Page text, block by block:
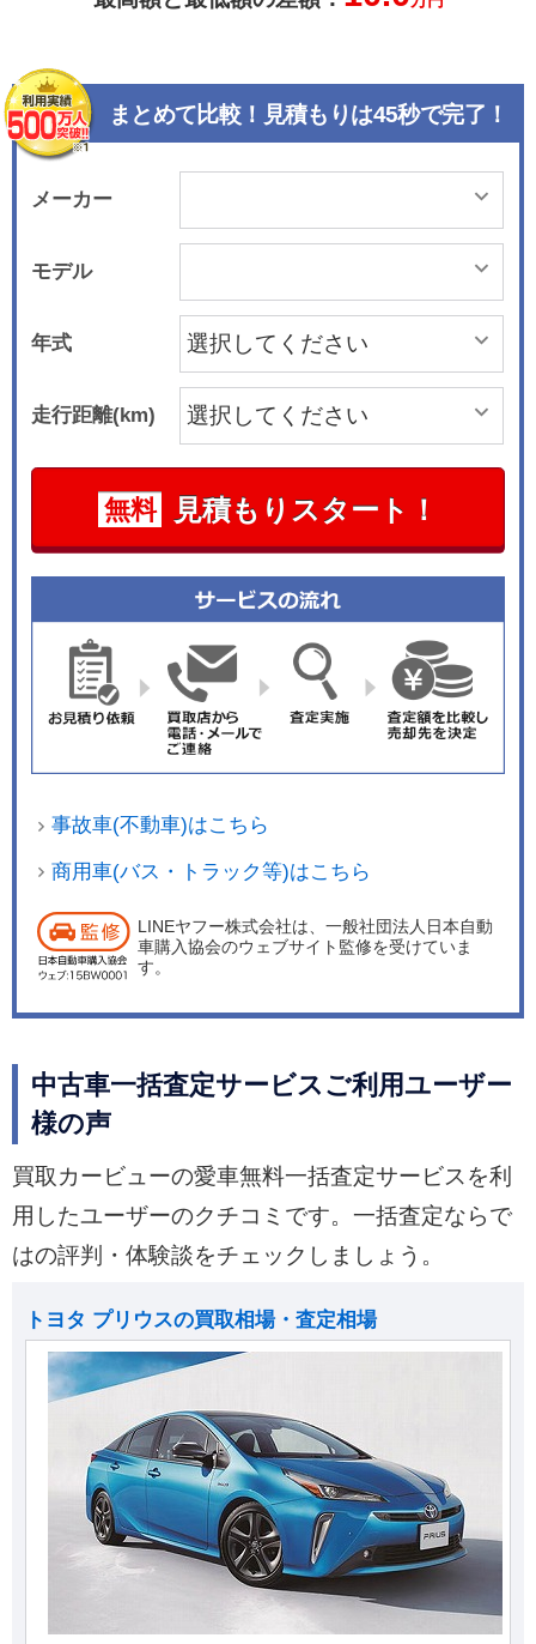
まとめて比較！見積もりは45秒で完了！
メーカー
モデル
年式
走行距離(km)
無料 見積もりスタート！
事故車(不動車)はこちら
商用車(バス・トラック等)はこちら
LINEヤフー株式会社は、一般社団法人日本自動
車購入協会のウェブサイト監修を受けていま
す。
中古車一括査定サービスご利用ユーザー
様の声
買取カービューの愛車無料一括査定サービスを利
用したユーザーのクチコミです。一括査定ならで
はの評判・体験談をチェックしましょう。
トヨタ プリウスの買取相場・査定相場